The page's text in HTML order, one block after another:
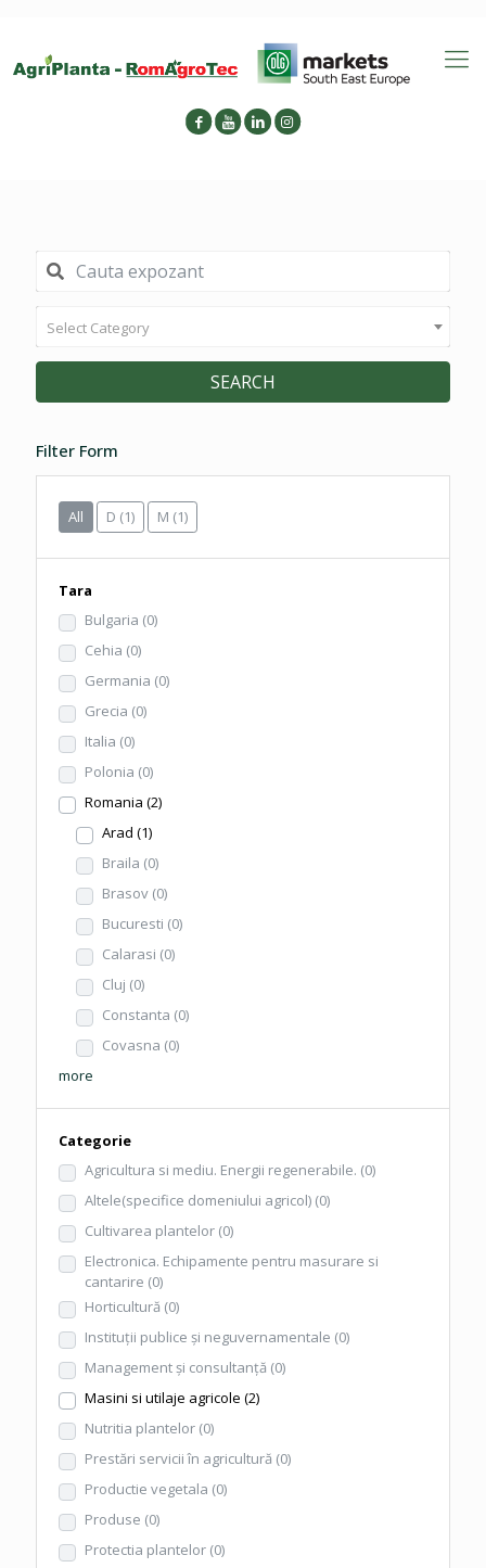
Select Category
SEARCH
Filter Form
All D (1) M (1)
Tara
Bulgaria (0)
Cehia (0)
Germania (0)
Grecia (0)
Italia (0)
Polonia (0)
Romania (2)
Arad (1)
Braila (0)
Brasov (0)
Bucuresti (0)
Calarasi (0)
Cluj (0)
Constanta (0)
Covasna (0)
more
Categorie
Agricultura si mediu. Energii regenerabile. (0)
Altele(specifice domeniului agricol) (0)
Cultivarea plantelor (0)
Electronica. Echipamente pentru masurare si
cantarire (0)
Horticultură (0)
Instituţii publice şi neguvernamentale (0)
Management şi consultanţă (0)
Masini si utilaje agricole (2)
Nutritia plantelor (0)
Prestări servicii în agricultură (0)
Productie vegetala (0)
Produse (0)
Protectia plantelor (0)